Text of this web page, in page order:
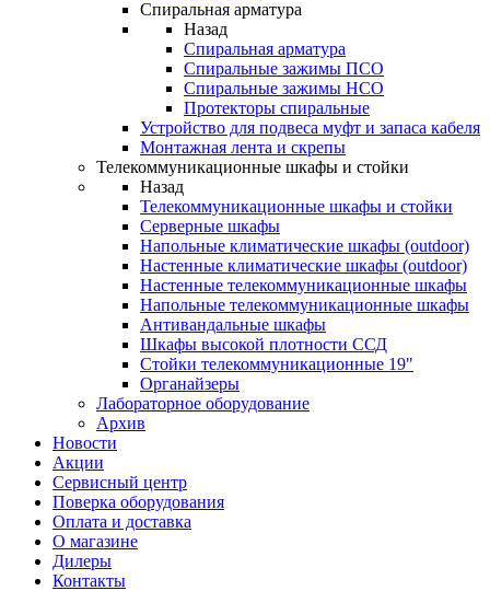
Спиральная арматура
Назад
Спиральная арматура
Спиральные зажимы ПСО
Спиральные зажимы НСО
Протекторы спиральные
Устройство для подвеса муфт и запаса кабеля
Монтажная лента и скрепы
Телекоммуникационные шкафы и стойки
Назад
Телекоммуникационные шкафы и стойки
Серверные шкафы
Напольные климатические шкафы (outdoor)
Настенные климатические шкафы (outdoor)
Настенные телекоммуникационные шкафы
Напольные телекоммуникационные шкафы
Антивандальные шкафы
Шкафы высокой плотности ССД
Стойки телекоммуникационные 19"
Органайзеры
Лабораторное оборудование
Архив
Новости
Акции
Сервисный центр
Поверка оборудования
Оплата и доставка
О магазине
Дилеры
Контакты